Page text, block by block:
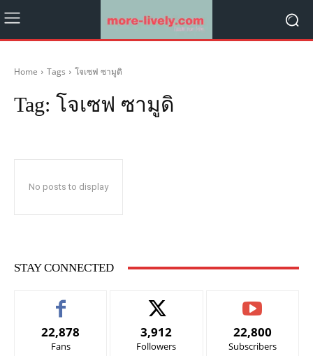
Home Tags โจเซฟ ซามูดิ
Tag: โจเซฟ ซามูดิ
No posts to display
STAY CONNECTED
22,878
Fans
3,912
Followers
22,800
Subscribers